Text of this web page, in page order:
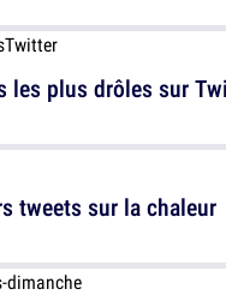
tweets sur la chaleur
les plus drôles sur